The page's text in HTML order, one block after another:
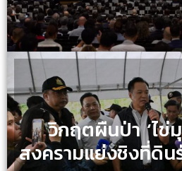
วิกฤตผืนป่า ‘ไข่
สงครามแย่งชิงที่ดิน